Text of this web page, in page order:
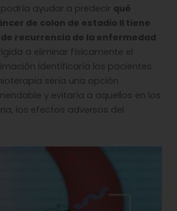
ayudar a predecir qué
de colon de estadio II tiene
recurrencia de la enfermedad
a eliminar físicamente el
identificaría los pacientes
sería una opción
y evitaría a aquellos en los
los efectos adversos del